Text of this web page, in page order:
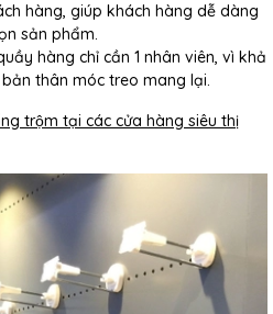
hàng, giúp khách hàng dễ dàng
sản phẩm.
hàng chỉ cần 1 nhân viên, vì khả
thân móc treo mang lại.
trộm tại các cửa hàng siêu thị